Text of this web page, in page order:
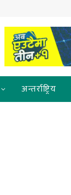
अन्तर्राष्ट्रिय